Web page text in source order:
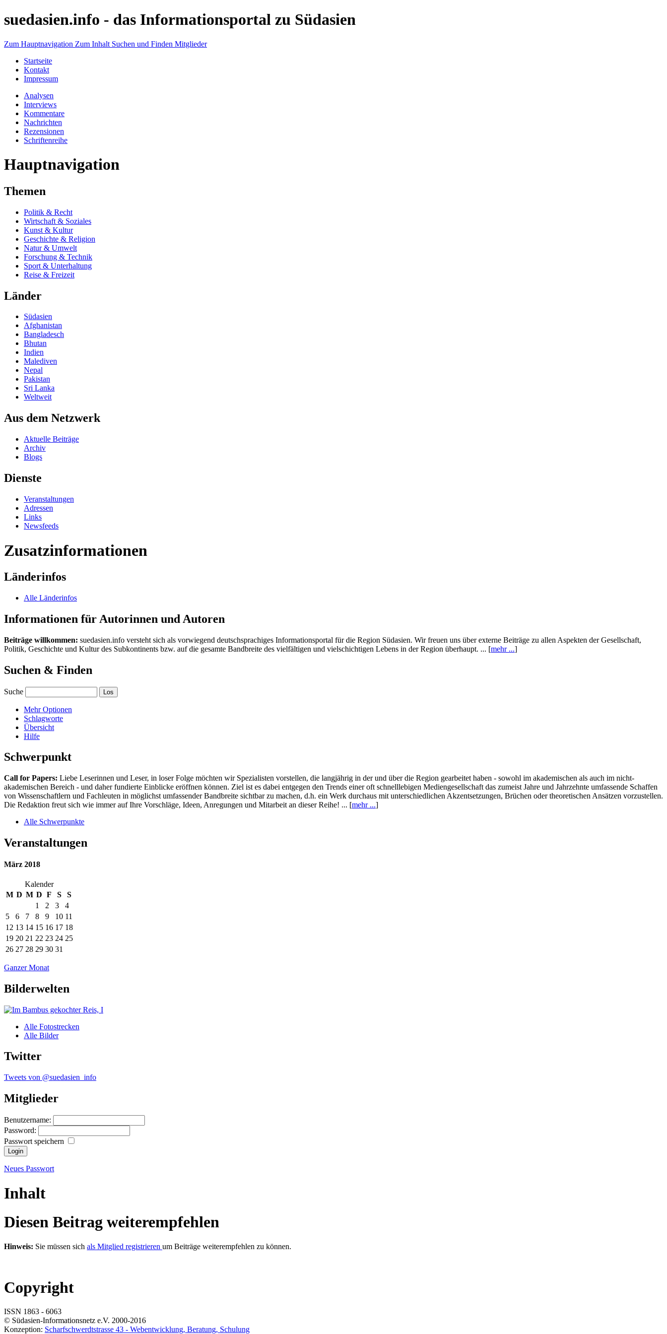
suedasien.info - das Informationsportal zu Südasien
Zum Hauptnavigation Zum Inhalt Suchen und Finden Mitglieder
Startseite
Kontakt
Impressum
Analysen
Interviews
Kommentare
Nachrichten
Rezensionen
Schriftenreihe
Hauptnavigation
Themen
Politik & Recht
Wirtschaft & Soziales
Kunst & Kultur
Geschichte & Religion
Natur & Umwelt
Forschung & Technik
Sport & Unterhaltung
Reise & Freizeit
Länder
Südasien
Afghanistan
Bangladesch
Bhutan
Indien
Malediven
Nepal
Pakistan
Sri Lanka
Weltweit
Aus dem Netzwerk
Aktuelle Beiträge
Archiv
Blogs
Dienste
Veranstaltungen
Adressen
Links
Newsfeeds
Zusatzinformationen
Länderinfos
Alle Länderinfos
Informationen für Autorinnen und Autoren
Beiträge willkommen: suedasien.info versteht sich als vorwiegend deutschsprachiges Informationsportal für die Region Südasien. Wir freuen uns über externe Beiträge zu allen Aspekten der Gesellschaft,
Politik, Geschichte und Kultur des Subkontinents bzw. auf die gesamte Bandbreite des vielfältigen und vielschichtigen Lebens in der Region überhaupt. ... [mehr ...]
Suchen & Finden
Suche
Mehr Optionen
Schlagworte
Übersicht
Hilfe
Schwerpunkt
Call for Papers: Liebe Leserinnen und Leser, in loser Folge möchten wir Spezialisten vorstellen, die langjährig in der und über die Region gearbeitet haben - sowohl im akademischen als auch im nicht-
akademischen Bereich - und daher fundierte Einblicke eröffnen können. Ziel ist es dabei entgegen den Trends einer oft schnelllebigen Mediengesellschaft das zumeist Jahre und Jahrzehnte umfassende Schaffen
von Wissenschaftlern und Fachleuten in möglichst umfassender Bandbreite sichtbar zu machen, d.h. ein Werk durchaus mit unterschiedlichen Akzentsetzungen, Brüchen oder theoretischen Ansätzen vorzustellen.
Die Redaktion freut sich wie immer auf Ihre Vorschläge, Ideen, Anregungen und Mitarbeit an dieser Reihe! ... [mehr ...]
Alle Schwerpunkte
Veranstaltungen
März 2018
Kalender
M D M D F S
S
1
2 3
4
5
6 7 8 9 10 11
12 13 14 15 16 17 18
19 20 21 22 23 24 25
26 27 28 29 30 31
Ganzer Monat
Bilderwelten
Alle Fotostrecken
Alle Bilder
Twitter
Tweets von @suedasien_info
Mitglieder
Benutzername:
Password:
Passwort speichern
Neues Passwort
Inhalt
Diesen Beitrag weiterempfehlen
Hinweis: Sie müssen sich als Mitglied registrieren um Beiträge weiterempfehlen zu können.
Copyright
ISSN 1863 - 6063
© Südasien-Informationsnetz e.V. 2000-2016
Konzeption: Scharfschwerdtstrasse 43 - Webentwicklung, Beratung, Schulung